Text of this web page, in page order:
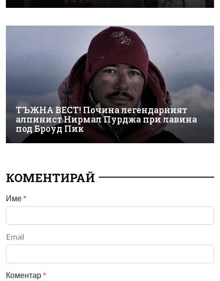
ТЪЖНА ВЕСТ! Почина легендарният
алпинист Нирмал Пурджа при лавина
под Броуд Пик
КОМЕНТИРАЙ
Име *
Email
Коментар *